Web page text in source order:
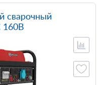
сварочный
160B